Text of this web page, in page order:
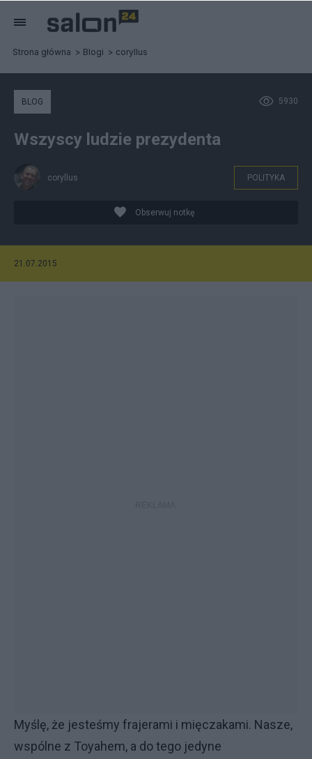
Strona główna Blogi coryllus
5930
BLOG
Wszyscy ludzie prezydenta
coryllus POLITYKA
Obserwuj notkę
21.07.2015
Myślę, że jesteśmy frajerami i mięczakami. Nasze,
wspólne z Toyahem, a do tego jedyne